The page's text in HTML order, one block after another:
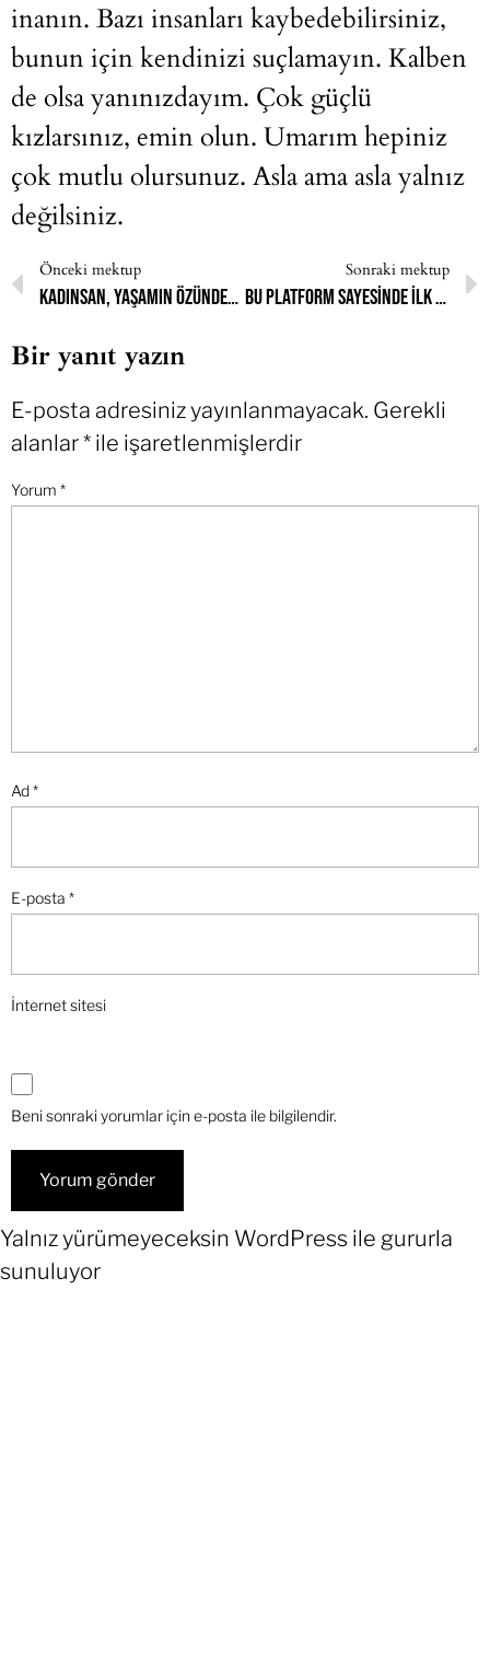
inanın. Bazı insanları kaybedebilirsiniz,
bunun için kendinizi suçlamayın. Kalben
de olsa yanınızdayım. Çok güçlü
kızlarsınız, emin olun. Umarım hepiniz
çok mutlu olursunuz. Asla ama asla yalnız
değilsiniz.
Önceki mektup
Kadınsan, yaşamın özünden sevinç duymak, saçını rüzgara teslim etmek, bedenini dalgaların okşamasını istemek haram
Sonraki mektup
Bu platform sayesinde ilk defa hislerimi açabiliyorum
Bir yanıt yazın
E-posta adresiniz yayınlanmayacak. Gerekli
alanlar* ile işaretlenmişlerdir
Yorum *
Ad*
E-posta *
İnternet sitesi
Beni sonraki yorumlar için e-posta ile bilgilendir.
Yalnız yürümeyeceksin WordPress ile gururla
sunuluyor